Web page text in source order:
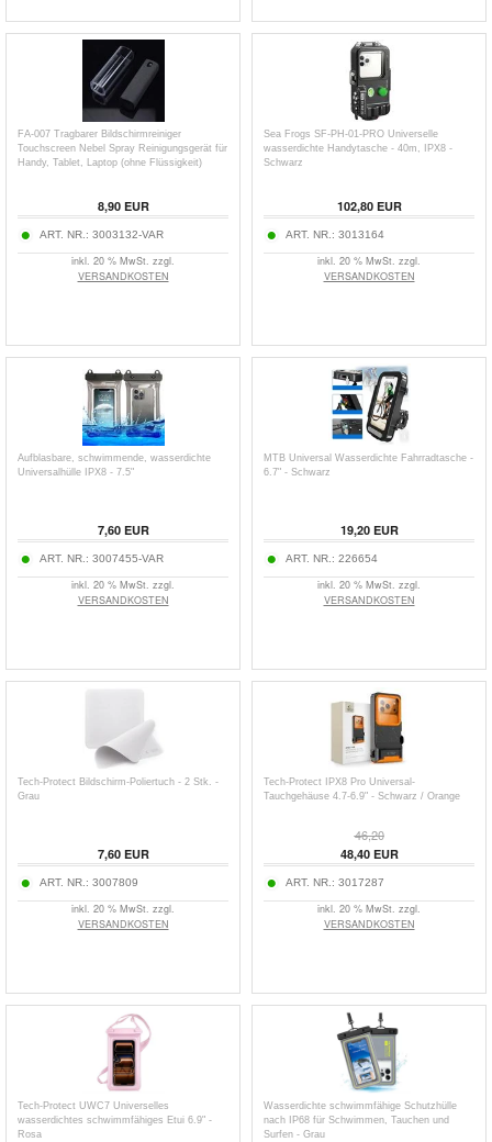
FA-007 Tragbarer Bildschirmreiniger
Touchscreen Nebel Spray Reinigungsgerät für
Handy, Tablet, Laptop (ohne Flüssigkeit)
8,90EUR
ART. NR.: 3003132-VAR
inkl. 20 % MwSt. zzgl.
VERSANDKOSTEN
Sea Frogs SF-PH-01-PRO Universelle
wasserdichte Handytasche - 40m, IPX8 -
Schwarz
102,80EUR
ART. NR.: 3013164
inkl. 20 % MwSt. zzgl.
VERSANDKOSTEN
Aufblasbare, schwimmende, wasserdichte
Universalhülle IPX8 - 7.5"
7,60EUR
ART. NR.: 3007455-VAR
inkl. 20 % MwSt. zzgl.
VERSANDKOSTEN
MTB Universal Wasserdichte Fahrradtasche -
6.7" - Schwarz
19,20EUR
ART. NR.: 226654
inkl. 20 % MwSt. zzgl.
VERSANDKOSTEN
Tech-Protect Bildschirm-Poliertuch - 2 Stk. -
Grau
7,60EUR
ART. NR.: 3007809
inkl. 20 % MwSt. zzgl.
VERSANDKOSTEN
Tech-Protect IPX8 Pro Universal-
Tauchgehäuse 4.7-6.9" - Schwarz / Orange
46,20
48,40EUR
ART. NR.: 3017287
inkl. 20 % MwSt. zzgl.
VERSANDKOSTEN
Tech-Protect UWC7 Universelles
wasserdichtes schwimmfähiges Etui 6.9" -
Rosa
Wasserdichte schwimmfähige Schutzhülle
nach IP68 für Schwimmen, Tauchen und
Surfen - Grau